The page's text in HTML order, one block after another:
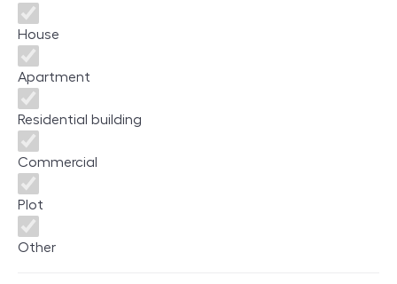
House
Apartment
Residential building
Commercial
Plot
Other